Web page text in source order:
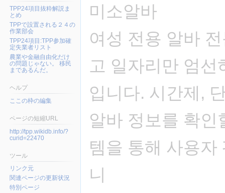
미소알바
여성 전용 알바
고 일자리만 엄
입니다. 시간제,
알바 정보를 확인
템을 통해 사용자
니
TPP24項目抜粋解説ま
とめ
TPPで設置される２４の
作業部会
TPP24項目:TPP参加確
定失業者リスト
農業や金融自由化だけ
の問題じゃない。 移民
まであるんだ。
ヘルプ
ここの枠の編集
ページの短縮URL
http://tpp.wikidb.info/?
curid=22470
ツール
リンク元
関連ページの更新状況
特別ページ